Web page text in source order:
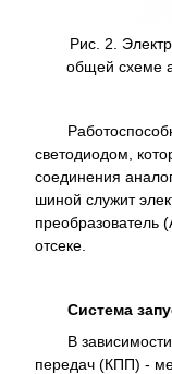
Рис. 2.
общей схеме
светодиодом,
соединения
шиной служит
преобразователь
отсеке.
Система
В
передач (КПП) -